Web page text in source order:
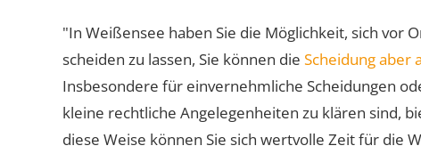
"In Weißensee haben Sie die Möglichkeit, sich vor
scheiden zu lassen, Sie können die Scheidung aber
Insbesondere für einvernehmliche Scheidungen
kleine rechtliche Angelegenheiten zu klären sind,
diese Weise können Sie sich wertvolle Zeit für die